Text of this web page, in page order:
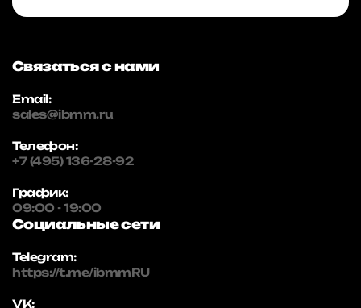
Связаться с нами
Email:
sales@ibmm.ru
Телефон:
+7 (495) 136-28-92
График:
09:00 - 19:00
Социальные сети
Telegram:
https://t.me/ibmmRU
VK: